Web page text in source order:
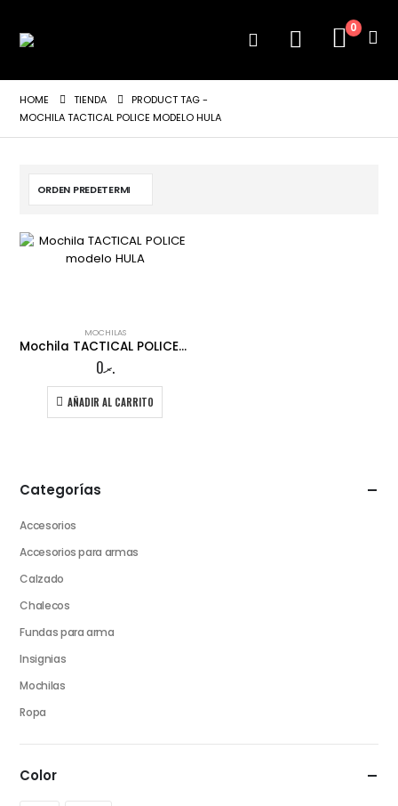
0
HOME TIENDA
PRODUCT TAG -
MOCHILA TACTICAL POLICE MODELO HULA
MOCHILAS
Mochila TACTICAL POLICE modelo HULA
.ރ0
AÑADIR AL CARRITO
Categorías
Accesorios
Accesorios para armas
Calzado
Chalecos
Fundas para arma
Insignias
Mochilas
Ropa
Color